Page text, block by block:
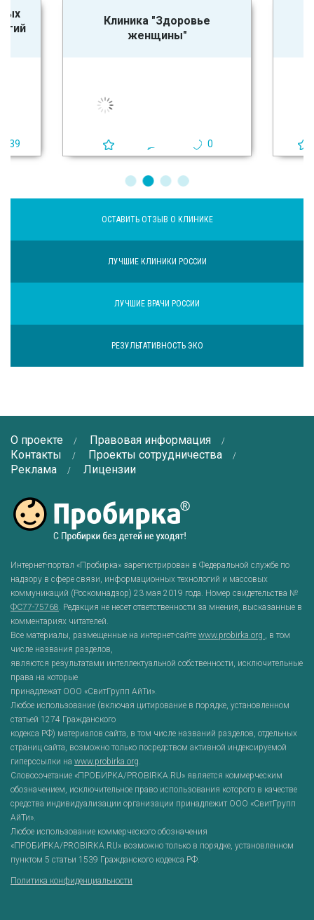
39
Клиника "Здоровье
женщины"
0
ОСТАВИТЬ ОТЗЫВ О КЛИНИКЕ
ЛУЧШИЕ КЛИНИКИ РОССИИ
ЛУЧШИЕ ВРАЧИ РОССИИ
РЕЗУЛЬТАТИВНОСТЬ ЭКО
О проекте
Правовая информация
Контакты
Проекты сотрудничества
Реклама
Лицензии
Интернет-портал «Пробирка» зарегистрирован в Федеральной службе по
надзору в сфере связи, информационных технологий и массовых
коммуникаций (Роскомнадзор) 23 мая 2019 года. Номер свидетельства №
ФС77-75768. Редакция не несет ответственности за мнения, высказанные в
комментариях читателей.
Все материалы, размещенные на интернет-сайте www.probirka.org , в том
числе названия разделов,
являются результатами интеллектуальной собственности, исключительные
права на которые
принадлежат ООО «СвитГрупп АйТи».
Любое использование (включая цитирование в порядке, установленном
статьей 1274 Гражданского
кодекса РФ) материалов сайта, в том числе названий разделов, отдельных
страниц сайта, возможно только посредством активной индексируемой
гиперссылки на www.probirka.org.
Словосочетание «ПРОБИРКА/PROBIRKA.RU» является коммерческим
обозначением, исключительное право использования которого в качестве
средства индивидуализации организации принадлежит ООО «СвитГрупп
АйТи».
Любое использование коммерческого обозначения
«ПРОБИРКА/PROBIRKA.RU» возможно только в порядке, установленном
пунктом 5 статьи 1539 Гражданского кодекса РФ.
Политика конфиденциальности